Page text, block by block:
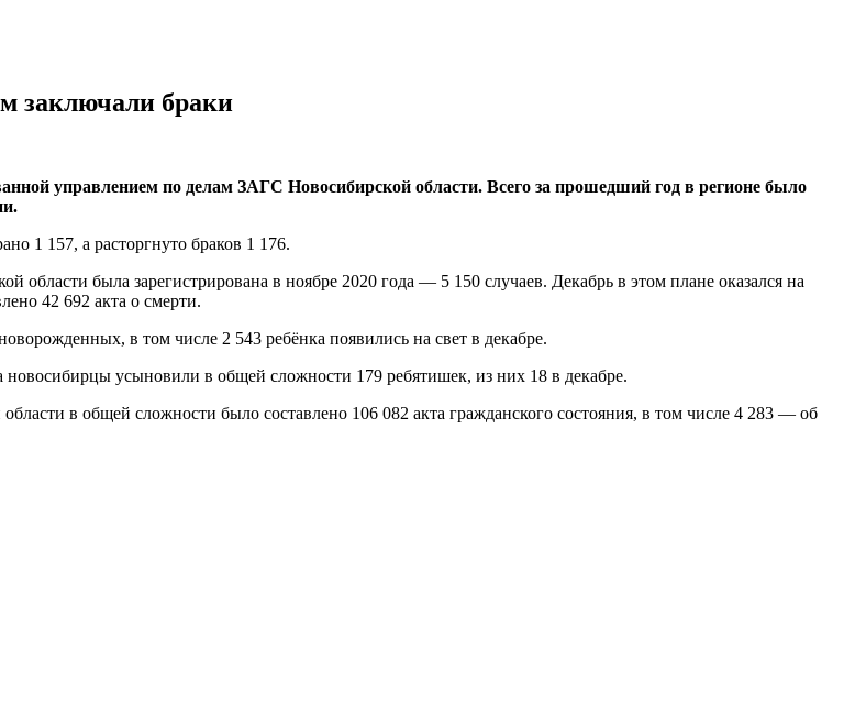
заключали браки
управлением по делам ЗАГС Новосибирской области. Всего за прошедший год в регионе было
1 157, а расторгнуто браков 1 176.
области была зарегистрирована в ноябре 2020 года — 5 150 случаев. Декабрь в этом плане оказался на
42 692 акта о смерти.
в том числе 2 543 ребёнка появились на свет в декабре.
усыновили в общей сложности 179 ребятишек, из них 18 в декабре.
в общей сложности было составлено 106 082 акта гражданского состояния, в том числе 4 283 — об